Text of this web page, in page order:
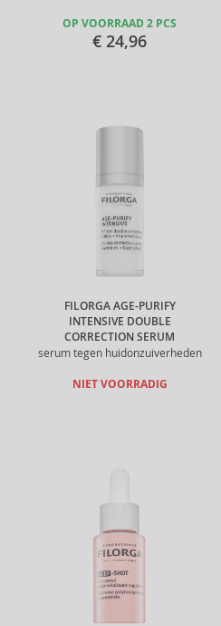
OP VOORRAAD 2 PCS
€ 24,96
FILORGA AGE-PURIFY
INTENSIVE DOUBLE
CORRECTION SERUM
serum tegen huidonzuiverheden
NIET VOORRADIG